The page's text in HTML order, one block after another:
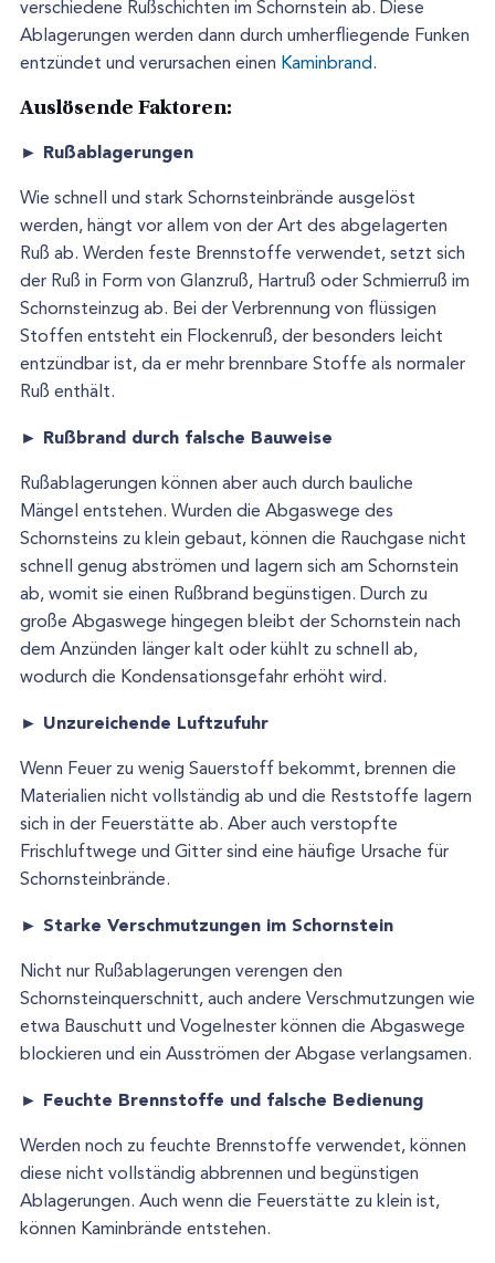
verschiedene Rußschichten im Schornstein ab. Diese
Ablagerungen werden dann durch umherfliegende Funken
entzündet und verursachen einen Kaminbrand.
Auslösende Faktoren:
► Rußablagerungen
Wie schnell und stark Schornsteinbrände ausgelöst
werden, hängt vor allem von der Art des abgelagerten
Ruß ab. Werden feste Brennstoffe verwendet, setzt sich
der Ruß in Form von Glanzruß, Hartruß oder Schmierruß im
Schornsteinzug ab. Bei der Verbrennung von flüssigen
Stoffen entsteht ein Flockenruß, der besonders leicht
entzündbar ist, da er mehr brennbare Stoffe als normaler
Ruß enthält.
► Rußbrand durch falsche Bauweise
Rußablagerungen können aber auch durch bauliche
Mängel entstehen. Wurden die Abgaswege des
Schornsteins zu klein gebaut, können die Rauchgase nicht
schnell genug abströmen und lagern sich am Schornstein
ab, womit sie einen Rußbrand begünstigen. Durch zu
große Abgaswege hingegen bleibt der Schornstein nach
dem Anzünden länger kalt oder kühlt zu schnell ab,
wodurch die Kondensationsgefahr erhöht wird.
► Unzureichende Luftzufuhr
Wenn Feuer zu wenig Sauerstoff bekommt, brennen die
Materialien nicht vollständig ab und die Reststoffe lagern
sich in der Feuerstätte ab. Aber auch verstopfte
Frischluftwege und Gitter sind eine häufige Ursache für
Schornsteinbrände.
► Starke Verschmutzungen im Schornstein
Nicht nur Rußablagerungen verengen den
Schornsteinquerschnitt, auch andere Verschmutzungen wie
etwa Bauschutt und Vogelnester können die Abgaswege
blockieren und ein Ausströmen der Abgase verlangsamen.
► Feuchte Brennstoffe und falsche Bedienung
Werden noch zu feuchte Brennstoffe verwendet, können
diese nicht vollständig abbrennen und begünstigen
Ablagerungen. Auch wenn die Feuerstätte zu klein ist,
können Kaminbrände entstehen.